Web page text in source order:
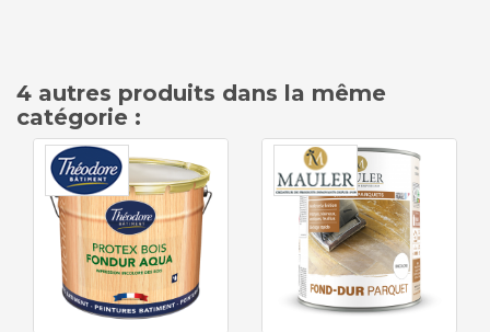
4 autres produits dans la même
catégorie :